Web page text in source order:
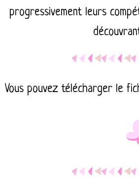
progressivement leurs
Vous pouvez télécharger le